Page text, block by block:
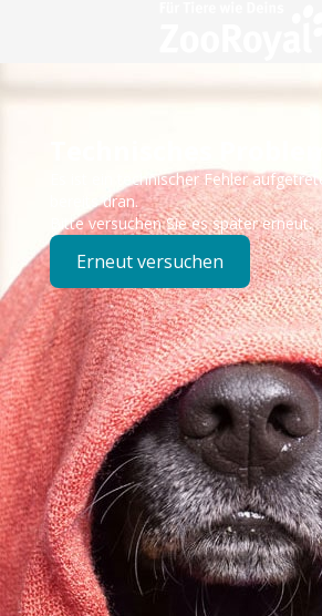
Technisches
Es ist ein technischer Fehler
bereits dran.
Bitte versuchen Sie es später erneut.
Erneut versuchen